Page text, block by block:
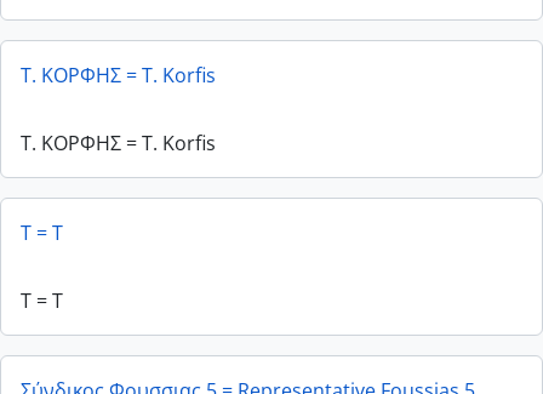
Τ. ΚΟΡΦΗΣ = T. Korfis
Τ. ΚΟΡΦΗΣ = T. Korfis
Τ = T
Τ = T